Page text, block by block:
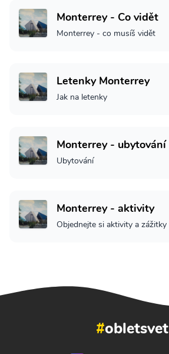
Monterrey - Co vidět
Monterrey - co musíš vidět
Letenky Monterrey
Jak na letenky
Monterrey - ubytování
Ubytování
Monterrey - aktivity
Objednejte si aktivity a zážitky
#obletsvet